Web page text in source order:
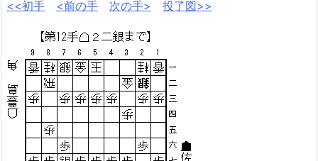
<<初手 <前の手 次の手> 投了図>>